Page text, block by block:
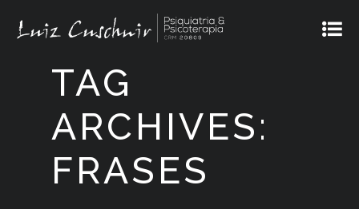
TAG
ARCHIVES:
FRASES